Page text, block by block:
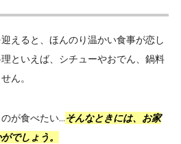
えると、ほんのり温かい食事が恋し
といえば、シチューやおでん、鍋料
ん。
が食べたい…そんなときには、お家
でしょう。